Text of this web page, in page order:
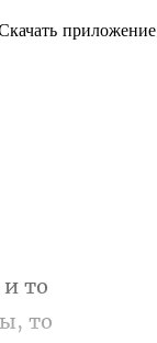
приложение
то